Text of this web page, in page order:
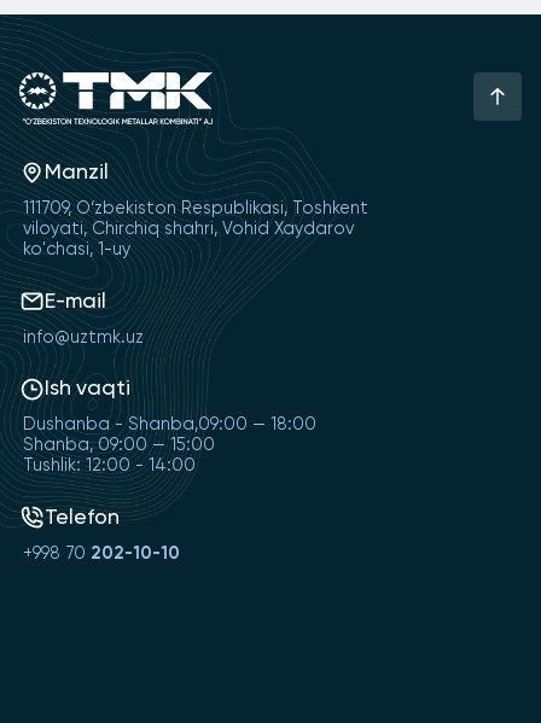
Manzil
111709, O‘zbekiston Respublikasi, Toshkent
viloyati, Chirchiq shahri, Vohid Xaydarov
ko'chasi, 1-uy
E-mail
info@uztmk.uz
Ish vaqti
Dushanba - Shanba,09:00 — 18:00
Shanba, 09:00 — 15:00
Tushlik: 12:00 - 14:00
Telefon
+998 70 202-10-10